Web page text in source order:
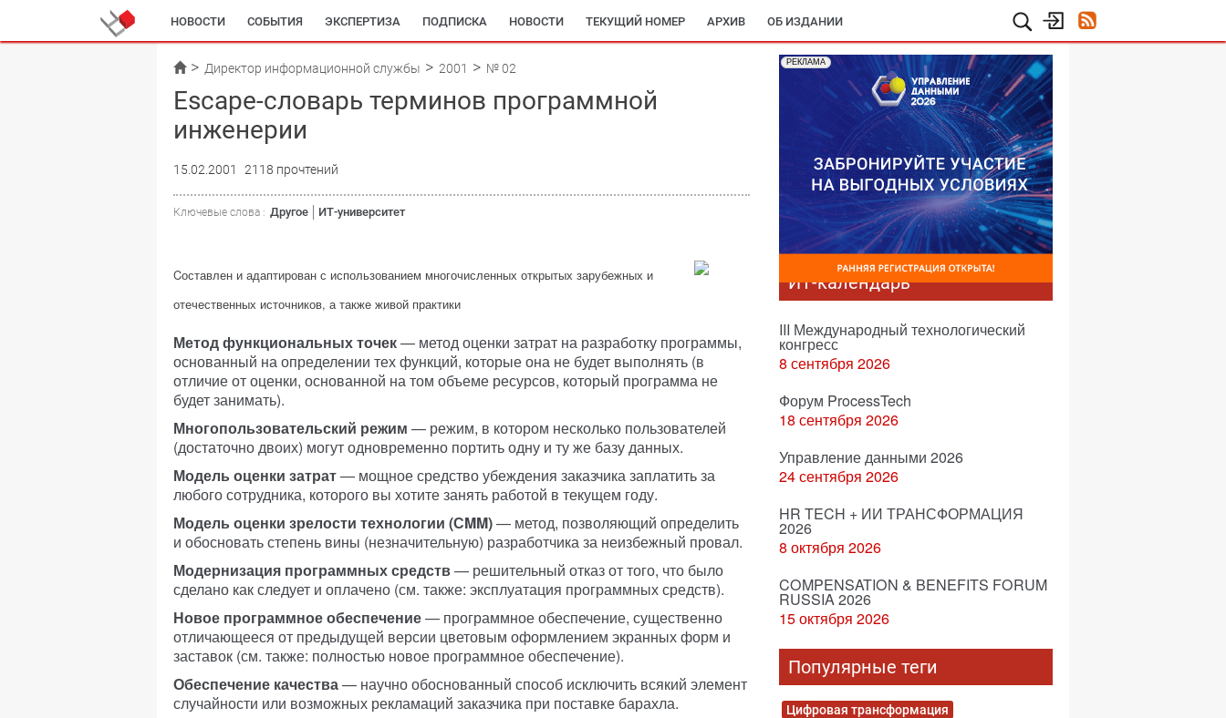
НОВОСТИ СОБЫТИЯ ЭКСПЕРТИЗА ПОДПИСКА НОВОСТИ ТЕКУЩИЙ НОМЕР АРХИВ ОБ ИЗДАНИИ
Директор информационной службы 2001 № 02
Escape-cловарь терминов программной
инженерии
15.02.2001 2118 прочтений
Ключевые слова : Другое ИТ-университет
Cоставлен и адаптирован с использованием многочисленных открытых зарубежных и
отечественных источников, а также живой практики
Метод функциональных точек— метод оценки затрат на разработку программы,
основанный на определении тех функций, которые она не будет выполнять (в
отличие от оценки, основанной на том объеме ресурсов, который программа не
будет занимать).
Многопользовательский режим — режим, в котором несколько пользователей
(достаточно двоих) могут одновременно портить одну и ту же базу данных.
Модель оценки затрат— мощное средство убеждения заказчика заплатить за
любого сотрудника, которого вы хотите занять работой в текущем году.
Модель оценки зрелости технологии (СMM)— метод, позволяющий определить
и обосновать степень вины (незначительную) разработчика за неизбежный провал.
Модернизация программных средств— решительный отказ от того, что было
сделано как следует и оплачено (см. также: эксплуатация программных средств).
Новое программное обеспечение— программное обеспечение, существенно
отличающееся от предыдущей версии цветовым оформлением экранных форм и
заставок (см. также: полностью новое программное обеспечение).
Обеспечение качества— научно обоснованный способ исключить всякий элемент
случайности или возможных рекламаций заказчика при поставке барахла.
РЕКЛАМА
ИТ-календарь
III Международный технологический
конгресс
8 сентября 2026
Форум ProcessTech
18 сентября 2026
Управление данными 2026
24 сентября 2026
HR TECH + ИИ ТРАНСФОРМАЦИЯ
2026
8 октября 2026
COMPENSATION & BENEFITS FORUM
RUSSIA 2026
15 октября 2026
Популярные теги
Цифровая трансформация